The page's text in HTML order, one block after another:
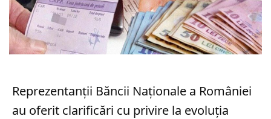
Reprezentanții Băncii Naționale a României
au oferit clarificări cu privire la evoluția